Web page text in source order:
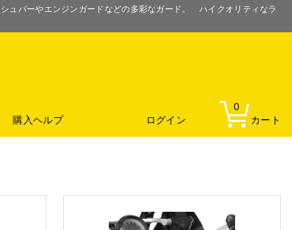
ュバーやエンジンガードなどの多彩なガード。 ハイクオリティなラ
ログイン カート
0
購入ヘルプ